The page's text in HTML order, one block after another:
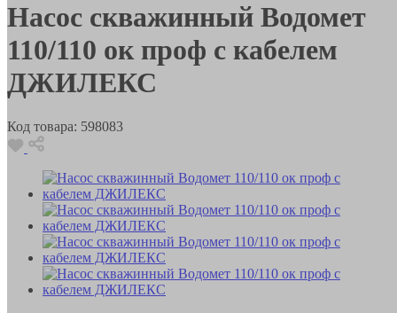
Насос скважинный Водомет
110/110 ок проф с кабелем
ДЖИЛЕКС
Код товара: 598083